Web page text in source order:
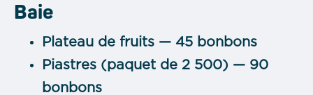
Baie
Plateau de fruits — 45 bonbons
Piastres (paquet de 2 500) — 90
bonbons